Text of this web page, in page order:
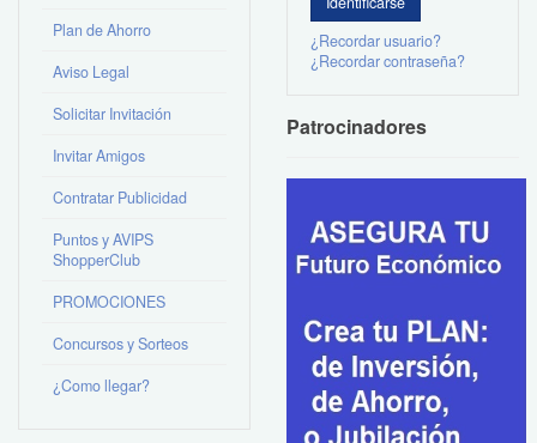
Plan de Ahorro
Aviso Legal
Solicitar Invitación
Invitar Amigos
Contratar Publicidad
Puntos y AVIPS
ShopperClub
PROMOCIONES
Concursos y Sorteos
¿Como llegar?
¿Recordar usuario?
¿Recordar contraseña?
Patrocinadores